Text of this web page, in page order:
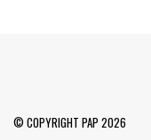
© COPYRIGHT PAP 2026